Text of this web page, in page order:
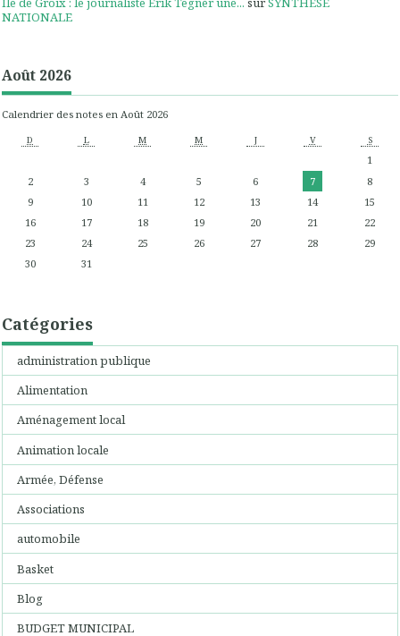
NATIONALE
Août 2026
Calendrier des notes en Août 2026
D L M M J V S
1
2
3 4 5 6 7
8
9
10 11 12 13 14
15
16
17 18 19 20 21
22
23
24 25 26 27 28
29
30
31
Catégories
administration publique
Alimentation
Aménagement local
Animation locale
Armée, Défense
Associations
automobile
Basket
Blog
BUDGET MUNICIPAL